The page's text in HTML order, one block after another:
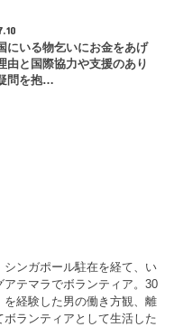
にいる物乞いにお金をあげ
由と国際協力や支援のあり
問を抱…
ンガポール駐在を経て、い
テマラでボランティア。30
経験した男の働き方観、離
ランティアとして生活した